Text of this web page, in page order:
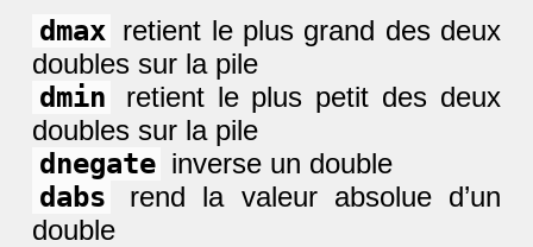
dmax retient le plus grand des deux
doubles sur la pile
dmin
retient le plus petit des deux
doubles sur la pile
dnegate inverse un double
dabs
rend la valeur absolue d’un
double